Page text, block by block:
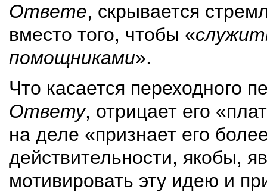
Ответе, скрывается
вместо того, чтобы «
помощниками».
Что касается переходного
Ответу, отрицает его
на деле «признает его
действительности, якобы,
мотивировать эту идею и